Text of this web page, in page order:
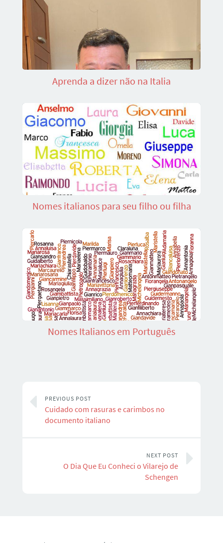
Aprenda a dizer não na Italia
Nomes italianos para seu filho ou filha
Nomes Italianos em Português
PREVIOUS POST
Cuidado com rasuras e carimbos no
documento italiano
NEXT POST
O Dia Que Eu Conheci o Vilarejo de
Schengen